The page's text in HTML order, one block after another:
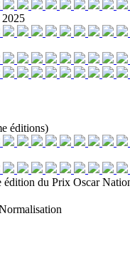
2025
éditions)
édition du Prix Oscar